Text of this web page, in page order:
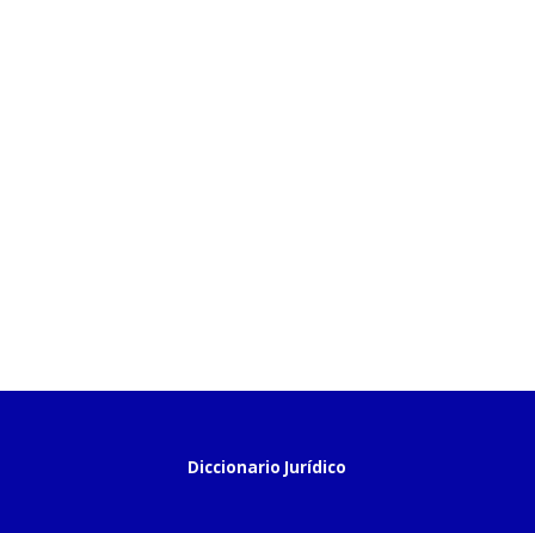
Diccionario Jurídico